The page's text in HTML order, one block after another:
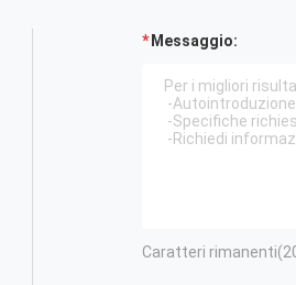
Messaggio:
Caratteri rimanenti(